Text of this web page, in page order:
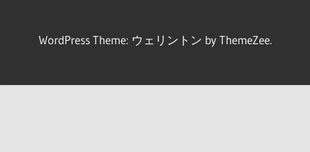
WordPress Theme: ウェリントン by ThemeZee.